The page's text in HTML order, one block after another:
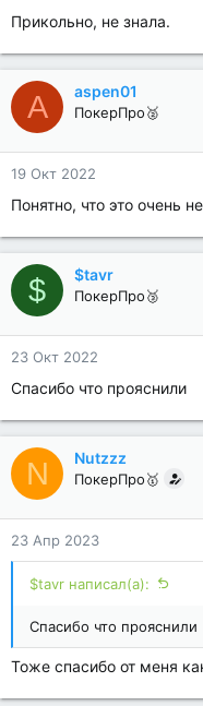
Прикольно, не знала.
A aspen01
ПокерПро🥈
19 Окт 2022
Понятно, что это очень
$ $tavr
ПокерПро🥉
23 Окт 2022
Спасибо что прояснили
N Nutzzz
ПокерПро🥇
23 Апр 2023
$tavr написал(а):
Спасибо что прояснили
Тоже спасибо от меня